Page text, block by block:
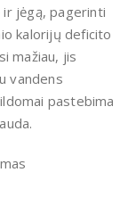
jėgą, pagerinti
kalorijų deficito
mažiau, jis
vandens
pastebima